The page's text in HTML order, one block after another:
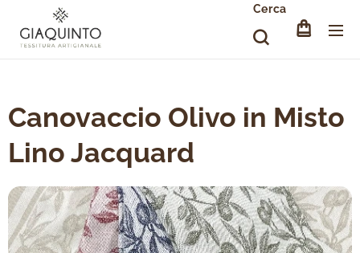
Cerca
Canovaccio Olivo in Misto
Lino Jacquard